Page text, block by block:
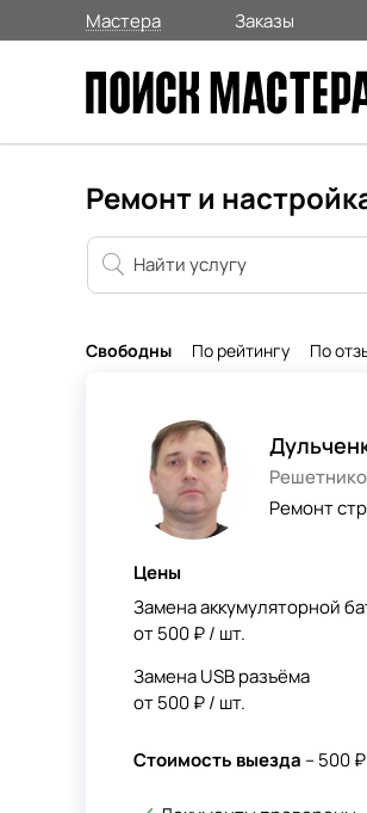
Мастера Заказы
Ремонт и
Свободны По рейтингу По
Ремонт
Цены
Замена аккумуляторной
от 500 ₽ / шт.
Замена USB разъёма
от 500 ₽ / шт.
Стоимость выезда – 500 ₽